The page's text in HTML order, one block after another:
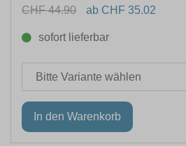
CHF 44.90
ab CHF 35.02
sofort lieferbar